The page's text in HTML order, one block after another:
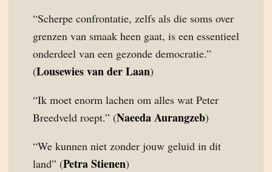
“Scherpe confrontatie, zelfs als die soms over
grenzen van smaak heen gaat, is een essentieel
onderdeel van een gezonde democratie.”
(Lousewies van der Laan)
“Ik moet enorm lachen om alles wat Peter
Breedveld roept.” (Naeeda Aurangzeb)
“We kunnen niet zonder jouw geluid in dit
land” (Petra Stienen)